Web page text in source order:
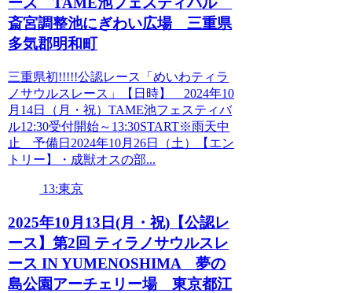
斎宮調整池にぎわい広場 三重県
多気郡明和町
三重県初!!!!!公認レース「めいわティラ
ノサウルスレース」【日時】 2024年10
月14日（月・祝）TAME池フェスティバ
ル12:30受付開始～13:30START※雨天中
止 予備日2024年10月26日（土）【エン
トリー】・成獣オスの部...
13:東京
2025年10月13日(月・祝)【公認レ
ース】第2回 ティラノサウルスレ
ース IN YUMENOSHIMA 夢の
島公園アーチェリー場 東京都江